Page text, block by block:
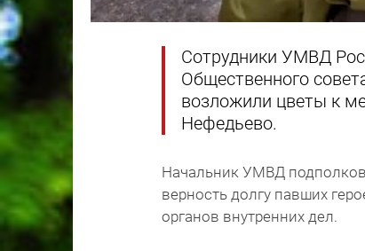
Сотрудники УМВД
Общественного
возложили цветы к
Нефедьево.
Начальник УМВД
верность долгу павших
органов внутренних дел.